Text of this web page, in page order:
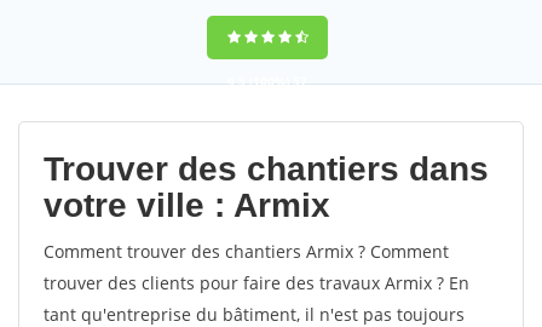
9,5(100%)57
votes
Trouver des chantiers dans
votre ville : Armix
Comment trouver des chantiers Armix ? Comment
trouver des clients pour faire des travaux Armix ? En
tant qu'entreprise du bâtiment, il n'est pas toujours